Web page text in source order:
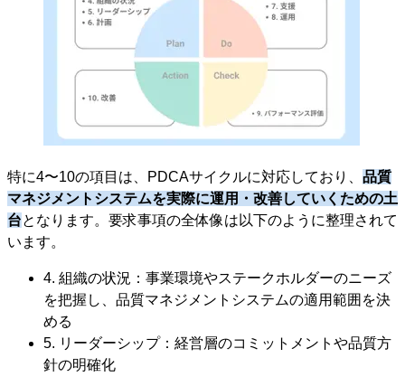
特に4〜10の項目は、PDCAサイクルに対応しており、 品質
マネジメントシステムを実際に運用・改善していくための土
台となります。要求事項の全体像は以下のように整理されて
います。
4. 組織の状況：事業環境やステークホルダーのニーズ
を把握し、品質マネジメントシステムの適用範囲を決
める
5. リーダーシップ：経営層のコミットメントや品質方
針の明確化